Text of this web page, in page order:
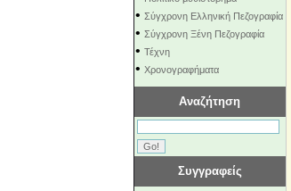
• Σύγχρονη Ελληνική Πεζογραφία
• Σύγχρονη Ξένη Πεζογραφία
• Τέχνη
• Χρονογραφήματα
Αναζήτηση
Συγγραφείς